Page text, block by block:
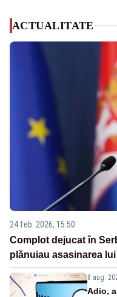
ACTUALITATE
24 feb. 2026, 15:50
Complot dejucat în
plănuiau asasinarea
8 aug.
Adio,